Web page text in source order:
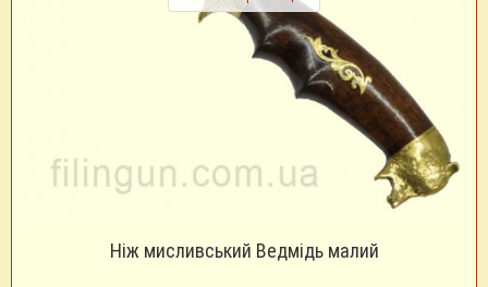
Ніж мисливський Ведмідь малий